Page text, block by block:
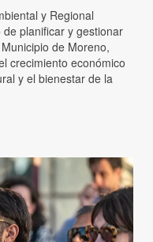
y Regional
planificar y gestionar
de Moreno,
crecimiento económico
y el bienestar de la